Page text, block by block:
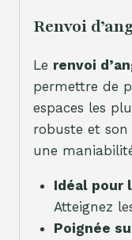
Renvoi
Le renvoi
permettre de
espaces les
robuste et
une
Idéal pour
Atteignez
Poignée